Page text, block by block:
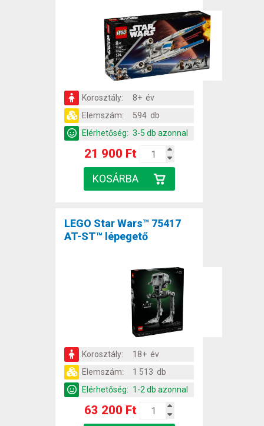
Korosztály:
8+ év
Elemszám:
594 db
Elérhetőség: 3-5 db azonnal
21 900 Ft
LEGO Star Wars™ 75417
AT-ST™ lépegető
Korosztály:
18+ év
Elemszám:
1 513 db
Elérhetőség: 1-2 db azonnal
63 200 Ft